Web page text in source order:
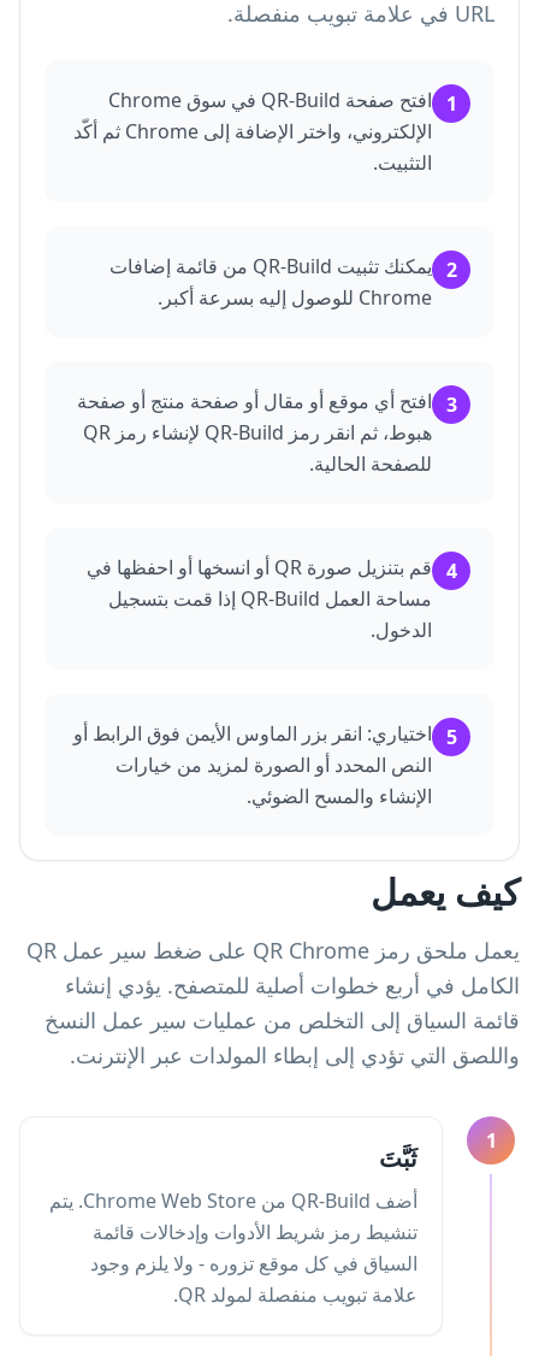
URL في علامة تبويب منفصلة.
1
افتح صفحة QR-Build في سوق Chrome
الإلكتروني، واختر الإضافة إلى Chrome ثم أكّد
التثبيت.
2
يمكنك تثبيت QR-Build من قائمة إضافات
Chrome للوصول إليه بسرعة أكبر.
3 افتح أي موقع أو مقال أو صفحة منتج أو صفحة
هبوط، ثم انقر رمز QR-Build لإنشاء رمز QR
للصفحة الحالية.
4
قم بتنزيل صورة QR أو انسخها أو احفظها في
مساحة العمل QR-Build إذا قمت بتسجيل
الدخول.
5 اختياري: انقر بزر الماوس الأيمن فوق الرابط أو
النص المحدد أو الصورة لمزيد من خيارات
الإنشاء والمسح الضوئي.
كيف يعمل
يعمل ملحق رمز QR Chrome على ضغط سير عمل QR
الكامل في أربع خطوات أصلية للمتصفح. يؤدي إنشاء
قائمة السياق إلى التخلص من عمليات سير عمل النسخ
واللصق التي تؤدي إلى إبطاء المولدات عبر الإنترنت.
1
ثَبَّتَ
أضف QR-Build من Chrome Web Store. يتم
تنشيط رمز شريط الأدوات وإدخالات قائمة
السياق في كل موقع تزوره - ولا يلزم وجود
علامة تبويب منفصلة لمولد QR.